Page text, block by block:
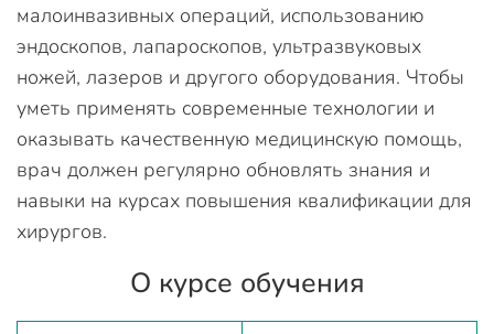
малоинвазивных операций, использованию
эндоскопов, лапароскопов, ультразвуковых
ножей, лазеров и другого оборудования. Чтобы
уметь применять современные технологии и
оказывать качественную медицинскую помощь,
врач должен регулярно обновлять знания и
навыки на курсах повышения квалификации для
хирургов.
О курсе обучения